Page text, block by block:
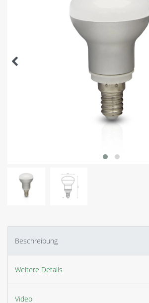
Beschreibung
Weitere Details
Video